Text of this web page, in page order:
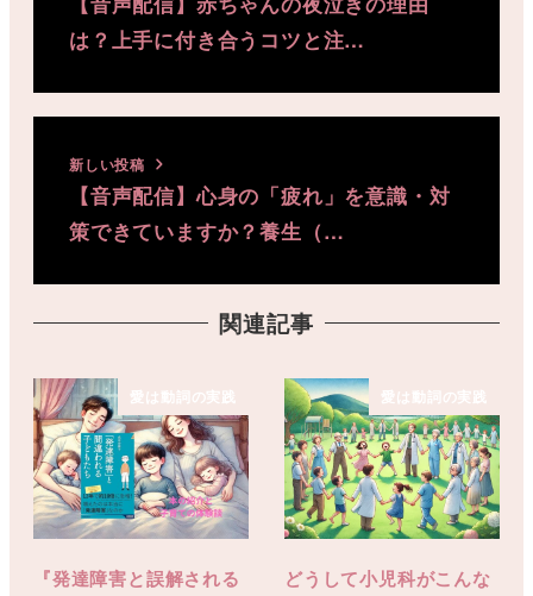
は？上手に付き合うコツと注…
新しい投稿
【音声配信】心身の「疲れ」を意識・対
策できていますか？養生（…
関連記事
愛は動詞の実践
『発達障害と誤解される
愛は動詞の実践
どうして小児科がこんな